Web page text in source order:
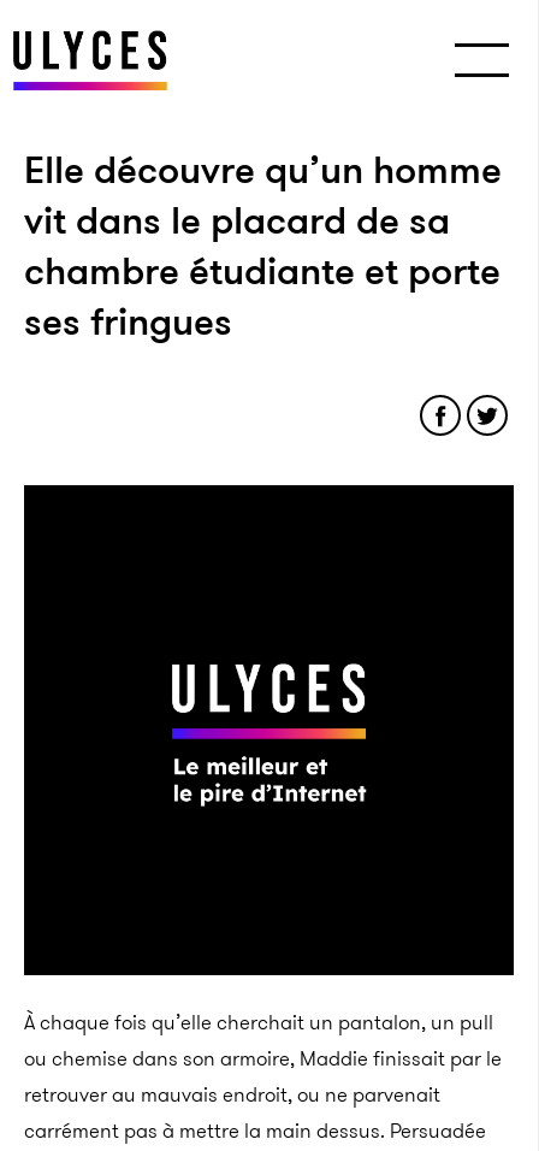
Elle découvre qu’un homme
vit dans le placard de sa
chambre étudiante et porte
ses fringues
À chaque fois qu’elle cherchait un pantalon, un pull
ou chemise dans son armoire, Maddie finissait par le
retrouver au mauvais endroit, ou ne parvenait
carrément pas à mettre la main dessus. Persuadée